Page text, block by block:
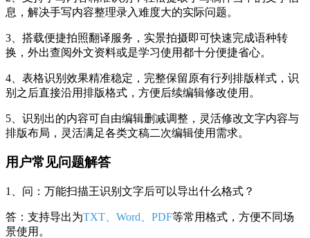
息，解决手写内容整理录入难度大的实际问题。
3、搭载便捷拍照翻译服务，实景拍摄即可快速完成语种转
换，外出查阅外文资料或是学习使用都十分便捷省心。
4、表格识别效果精准稳定，完整保留原有行列排版样式，识
别之后直接沿用排版格式，方便后续编辑修改使用。
5、识别出的内容可自由编辑删减调整，灵活修改文字内容与
排版布局，灵活满足各类文稿二次编辑使用需求。
用户常见问题解答
1、问：万能扫描王识别文字后可以导出什么格式？
答：支持导出为TXT、Word、PDF等常用格式，方便不同场
景使用。